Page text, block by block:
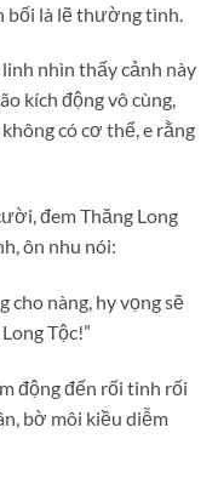
bối là lẽ thường tình.
nhìn thấy cảnh này
kích động vô cùng,
có cơ thể, e rằng
đem Thăng Long
ôn nhu nói:
cho nàng, hy vọng sẽ
Tộc!”
động đến rối tinh rối
bờ môi kiều diễm